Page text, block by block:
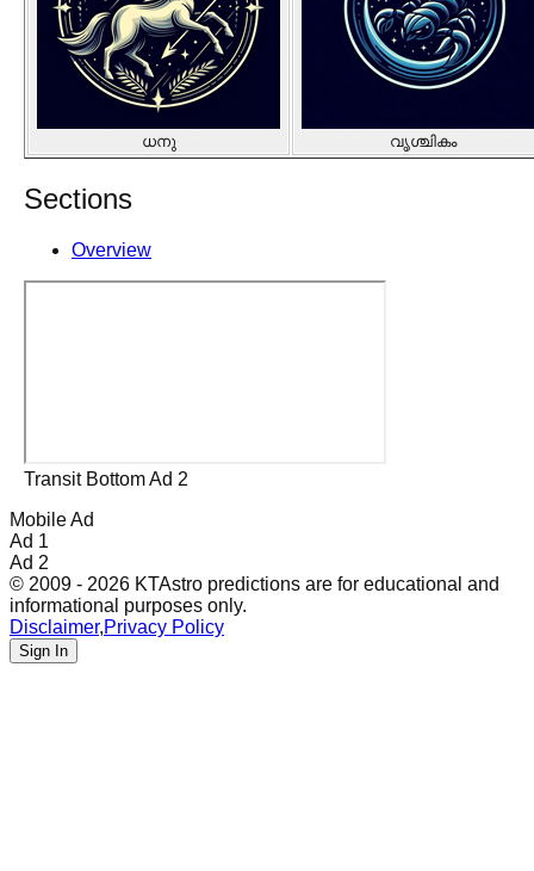
ധനു വൃശ്ചികം
Sections
Overview
Transit Bottom Ad 2
Mobile Ad
Ad 1
Ad 2
© 2009 - 2026 KTAstro predictions are for educational and
informational purposes only.
Disclaimer,Privacy Policy
Sign In